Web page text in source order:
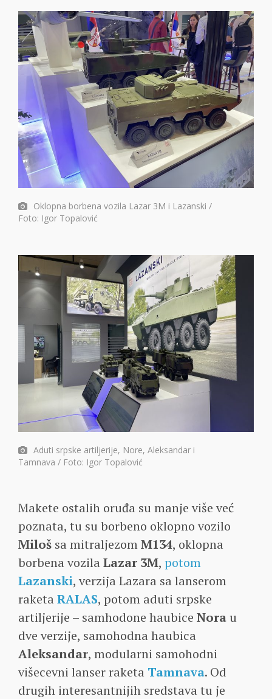
Oklopna borbena vozila Lazar 3M i Lazanski /
Foto: Igor Topalović
Aduti srpske artiljerije, Nore, Aleksandar i
Tamnava / Foto: Igor Topalović
Makete ostalih oruđa su manje više već
poznata, tu su borbeno oklopno vozilo
Miloš sa mitraljezomM134, oklopna
borbena vozila Lazar 3M, potom
Lazanski, verzija Lazara sa lanserom
raketa RALAS, potom aduti srpske
artiljerije – samhodone haubice Nora u
dve verzije, samohodna haubica
Aleksandar, modularni samohodni
višecevni lanser raketa Tamnava. Od
drugih interesantnijih sredstava tu je